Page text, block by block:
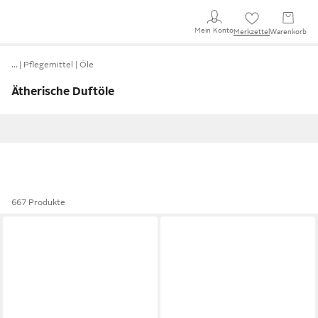
Mein KontoMerkzettel Warenkorb
… Pflegemittel Öle
Ätherische Duftöle
667 Produkte